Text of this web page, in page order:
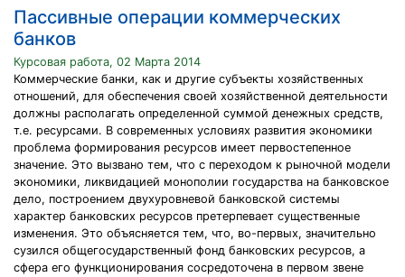
Пассивные операции коммерческих
банков
Курсовая работа, 02 Марта 2014
Коммерческие банки, как и другие субъекты хозяйственных
отношений, для обеспечения своей хозяйственной деятельности
должны располагать определенной суммой денежных средств,
т.е. ресурсами. В современных условиях развития экономики
проблема формирования ресурсов имеет первостепенное
значение. Это вызвано тем, что с переходом к рыночной модели
экономики, ликвидацией монополии государства на банковское
дело, построением двухуровневой банковской системы
характер банковских ресурсов претерпевает существенные
изменения. Это объясняется тем, что, во-первых, значительно
сузился общегосударственный фонд банковских ресурсов, а
сфера его функционирования сосредоточена в первом звене